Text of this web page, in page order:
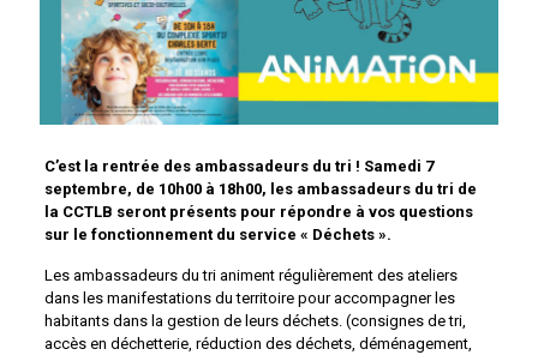
C’est la rentrée des ambassadeurs du tri ! Samedi 7
septembre, de 10h00 à 18h00, les ambassadeurs du tri de
la CCTLB seront présents pour répondre à vos questions
sur le fonctionnement du service « Déchets ».
Les ambassadeurs du tri animent régulièrement des ateliers
dans les manifestations du territoire pour accompagner les
habitants dans la gestion de leurs déchets. (consignes de tri,
accès en déchetterie, réduction des déchets, déménagement,